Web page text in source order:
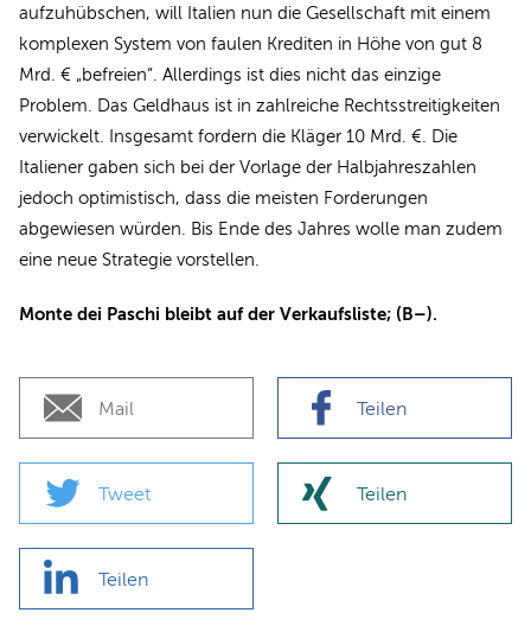
aufzuhübschen, will Italien nun die Gesellschaft mit einem
komplexen System von faulen Krediten in Höhe von gut 8
Mrd. € „befreien“. Allerdings ist dies nicht das einzige
Problem. Das Geldhaus ist in zahlreiche Rechtsstreitigkeiten
verwickelt. Insgesamt fordern die Kläger 10 Mrd. €. Die
Italiener gaben sich bei der Vorlage der Halbjahreszahlen
jedoch optimistisch, dass die meisten Forderungen
abgewiesen würden. Bis Ende des Jahres wolle man zudem
eine neue Strategie vorstellen.
Monte dei Paschi bleibt auf der Verkaufsliste; (B–).
Mail Teilen
Tweet Teilen
Teilen